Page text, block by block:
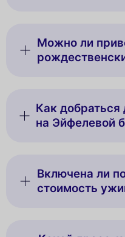
Можно ли
Как добраться
на Эйфелевой
Включена ли
стоимость